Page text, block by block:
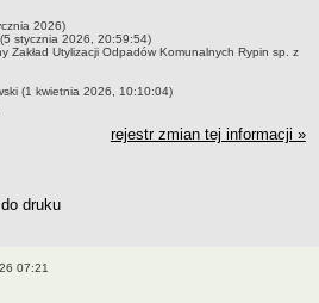
2026)
(5 stycznia 2026, 20:59:54)
Zakład Utylizacji Odpadów Komunalnych Rypin sp. z
(1 kwietnia 2026, 10:10:04)
rejestr zmian tej informacji »
07:21